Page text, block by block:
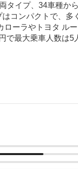
タイプ、34車種か
コンパクトで、多
ローラやトヨタ ル
で最大乗車人数は5